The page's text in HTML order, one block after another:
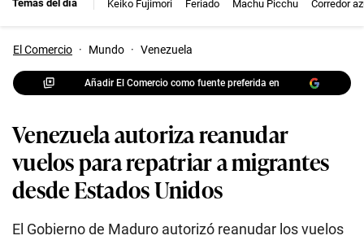
Temas del día Keiko Fujimori Feriado Machu Picchu Corredor
El Comercio · Mundo · Venezuela
Añadir El Comercio como fuente preferida en
Venezuela autoriza reanudar
vuelos para repatriar a migrantes
desde Estados Unidos
El Gobierno de Maduro autorizó reanudar los vuelos